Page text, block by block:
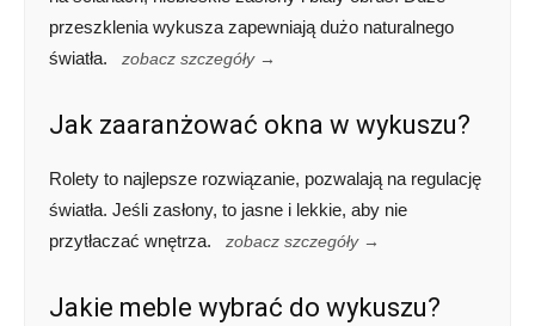
przeszklenia wykusza zapewniają dużo naturalnego
światła.
zobacz szczegóły →
Jak zaaranżować okna w wykuszu?
Rolety to najlepsze rozwiązanie, pozwalają na regulację
światła. Jeśli zasłony, to jasne i lekkie, aby nie
przytłaczać wnętrza.
zobacz szczegóły →
Jakie meble wybrać do wykuszu?